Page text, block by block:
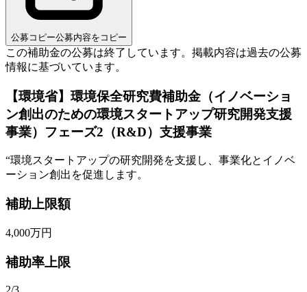
公募コピー公募内容をコピー
この補助金の公募は終了しています。 掲載内容は過去の公募
情報に基づいています。
【環境省】環境保全研究費補助金（イノベーショ
ン創出のための環境スタートアップ研究開発支援
事業）フェーズ2（R&D）支援事業
“環境スタートアップの研究開発を支援し、事業化とイノベ
ーション創出を促進します。
補助上限額
4,000万円
補助率上限